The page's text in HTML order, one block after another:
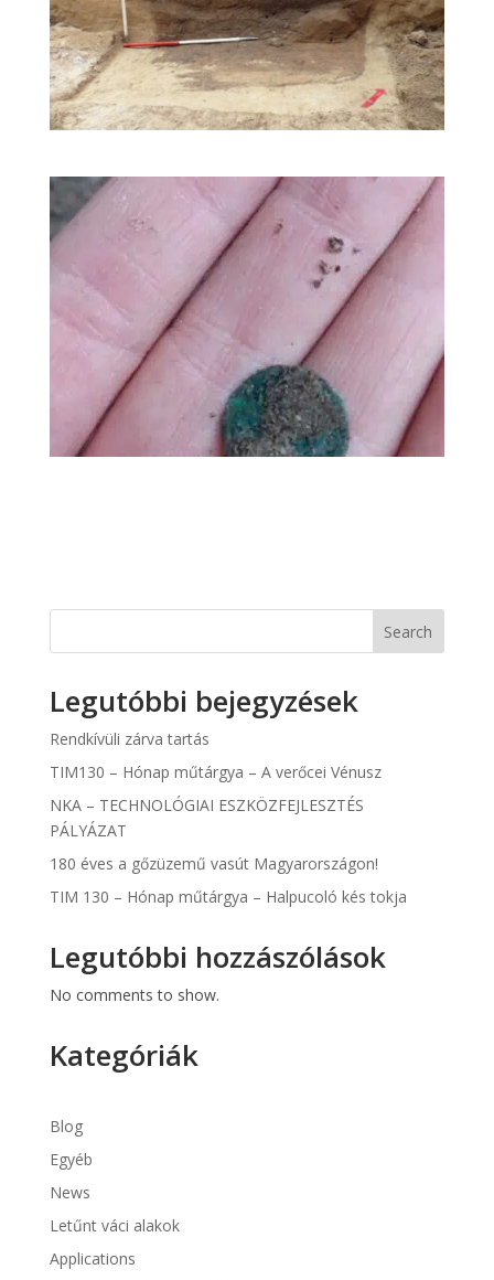
Search
Legutóbbi bejegyzések
Rendkívüli zárva tartás
TIM130 – Hónap műtárgya – A verőcei Vénusz
NKA – TECHNOLÓGIAI ESZKÖZFEJLESZTÉS
PÁLYÁZAT
180 éves a gőzüzemű vasút Magyarországon!
TIM 130 – Hónap műtárgya – Halpucoló kés tokja
Legutóbbi hozzászólások
No comments to show.
Kategóriák
Blog
Egyéb
News
Letűnt váci alakok
Applications